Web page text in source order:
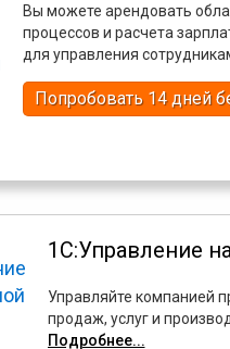
Вы можете арендовать
процессов и расчета
для управления
Попробовать 14 дней
1С:Управление
Управляйте компанией
продаж, услуг и
Подробнее...